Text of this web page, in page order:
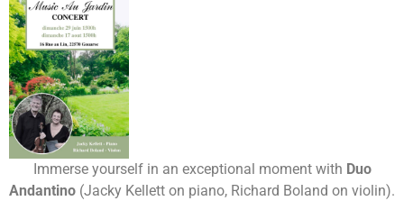
Immerse yourself in an exceptional moment with Duo
Andantino (Jacky Kellett on piano, Richard Boland on violin).